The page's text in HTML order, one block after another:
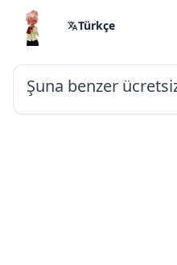
Türkçe
Şuna benzer